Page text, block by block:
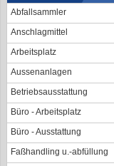
Abfallsammler
Anschlagmittel
Arbeitsplatz
Aussenanlagen
Betriebsausstattung
Büro - Arbeitsplatz
Büro - Ausstattung
Faßhandling u.-abfüllung